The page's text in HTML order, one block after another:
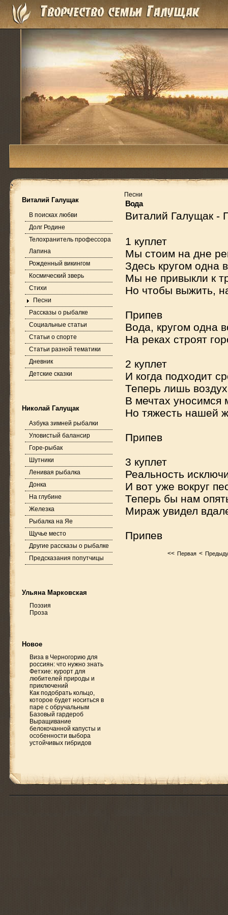
Виталий Галущак
В поисках любви
Долг Родине
Телохранитель профессора
Лапина
Рожденный викингом
Космический зверь
Стихи
Песни
Рассказы о рыбалке
Социальные статьи
Статьи о спорте
Статьи разной тематики
Дневник
Детские сказки
Николай Галущак
Азбука зимней рыбалки
Уловистый балансир
Горе-рыбак
Шутники
Ленивая рыбалка
Донка
На глубине
Железка
Рыбалка на Яе
Щучье место
Другие рассказы о рыбалке
Предсказания попутчицы
Ульяна Марковская
Поэзия
Проза
Новое
Виза в Черногорию для
россиян: что нужно знать
Фетхие: курорт для
любителей природы и
приключений
Как подобрать кольцо,
которое будет носиться в
паре с обручальным
Базовый гардероб
Выращивание
белокочанной капусты и
особенности выбора
устойчивых гибридов
Песни
Вода
Виталий Галущак -
1 куплет
Мы стоим на дне
Здесь кругом одна
Мы не привыкли к
Но чтобы выжить,
Припев
Вода, кругом одна
На реках строят
2 куплет
И когда подходит
Теперь лишь
В мечтах уносимся
Но тяжесть нашей
Припев
3 куплет
Реальность
И вот уже вокруг
Теперь бы нам
Мираж увидел
Припев
<< Первая <